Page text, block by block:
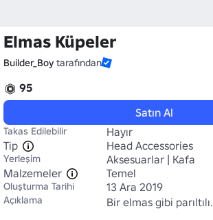
Elmas Küpeler
Builder_Boy tarafından
95
Satın Al
Takas Edilebilir
Hayır
Tip
Head Accessories
Yerleşim
Aksesuarlar | Kafa
Malzemeler
Temel
Oluşturma Tarihi 13 Ara 2019
Açıklama Bir elmas gibi parıltılı.